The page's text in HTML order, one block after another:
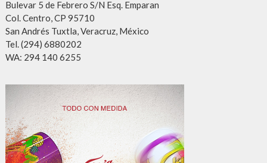
Bulevar 5 de Febrero S/N Esq. Emparan
Col. Centro, CP 95710
San Andrés Tuxtla, Veracruz, México
Tel. (294) 6880202
WA: 294 140 6255